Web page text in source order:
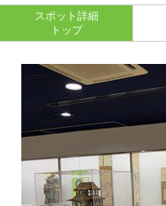
スポット詳細
トップ